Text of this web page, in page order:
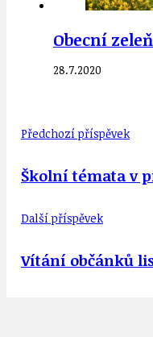
Obecní
28.7.2020
Předchozí příspěvek
Školní témata v
Další příspěvek
Vítání občánků